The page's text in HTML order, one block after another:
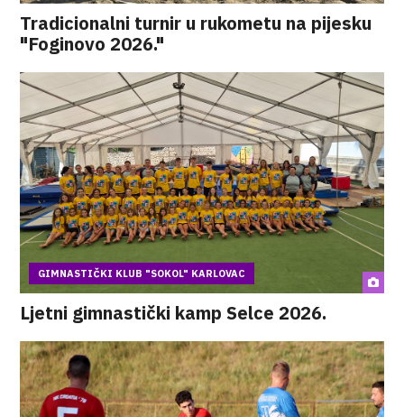
Tradicionalni turnir u rukometu na pijesku
"Foginovo 2026."
GIMNASTIČKI KLUB "SOKOL" KARLOVAC
Ljetni gimnastički kamp Selce 2026.